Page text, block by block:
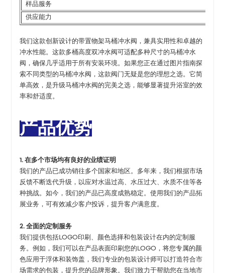
样品服务
供应能力
我们这款创新设计的带置物架马桶冲水阀，兼具实用性和卓越的
冲水性能。这款多桶高度双冲水阀可适配多种尺寸的马桶冲水
阀，确保几乎适用于所有安装环境。如果您正在通过图片指南探
索不同类型的马桶冲水阀，这款阀门无疑是您的理想之选。它简
单高效，是升级马桶冲水阀的完美之选，能够显著提升浴室的效
率和舒适度。
产品优势
1. 在多个市场均有良好的业绩证明
我们的产品已成功销往多个国家和地区。多年来，我们根据市场
反馈不断迭代升级，以应对水温过高、水压过大、水质不佳等各
种挑战。如今，我们的产品已高度成熟稳定。使用我们的产品拓
展业务，可有效减少客户投诉，提升客户满意度。
2. 全面的定制服务
我们提供包括LOGO印刷、颜色选择和包装设计在内的定制服
务。例如，我们可以在产品表面印刷您的LOGO，将您专属的颜
色应用于浮体和装饰盖，我们专业的包装设计师可以打造符合市
场需求的包装，提升您的品牌形象。我们致力于帮助您在当地市